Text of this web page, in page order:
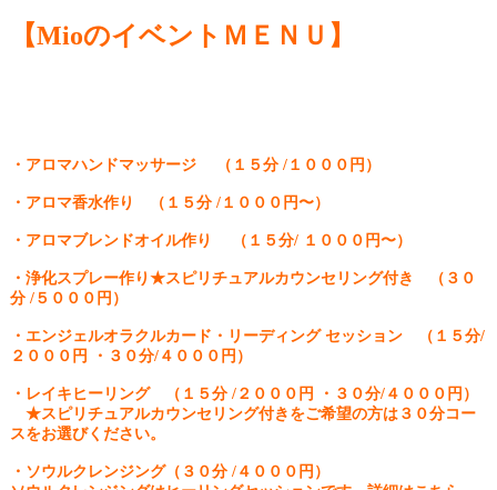
【MioのイベントＭＥＮＵ】
・アロマハンドマッサージ （１５分 /１０００円）
・アロマ香水作り （１５分 /１０００円〜）
・アロマブレンドオイル作り （１５分/ １０００円〜）
・浄化スプレー作り★スピリチュアルカウンセリング付き （３０
分 /５０００円）
・エンジェルオラクルカード・リーディング セッション （１５分/
２０００円 ・３０分/４０００円）
・レイキヒーリング （１５分 /２０００円 ・３０分/４０００円）
★スピリチュアルカウンセリング付きをご希望の方は３０分コー
スをお選びください。
・ソウルクレンジング（３０分 /４０００円）